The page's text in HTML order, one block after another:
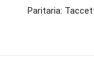
Paritaria: